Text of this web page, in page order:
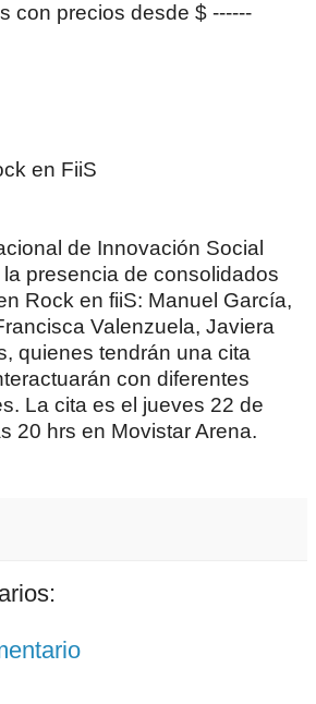
con precios desde $ ------
en FiiS
de Innovación Social
presencia de consolidados
Rock en fiiS: Manuel García,
Valenzuela, Javiera
quienes tendrán una cita
con diferentes
La cita es el jueves 22 de
20 hrs en Movistar Arena.